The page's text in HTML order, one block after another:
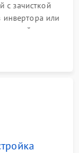
с зачисткой
инвертора или
дорожек и